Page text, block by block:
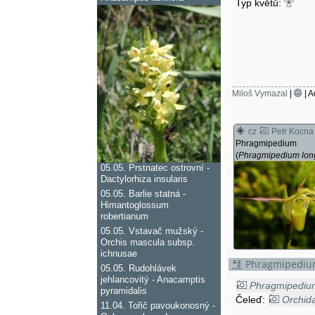
Typ květů:
Miloš Vymazal |
|
cz
Petr Kocna
Phragmipedium
(Phragmipedium
Čeleď:
05.05.
Prstnatec ostrovní -
Dactylorhiza insularis
05.05.
Barlie statná -
Himantoglossum
robertianum
05.05. Vstavač mužský -
Orchis mascula subsp.
ichnusae
05.05.
Rudohlávek
jehlancovitý - Anacamptis
pyramidalis
11.04. Tořič pavoukonosný -